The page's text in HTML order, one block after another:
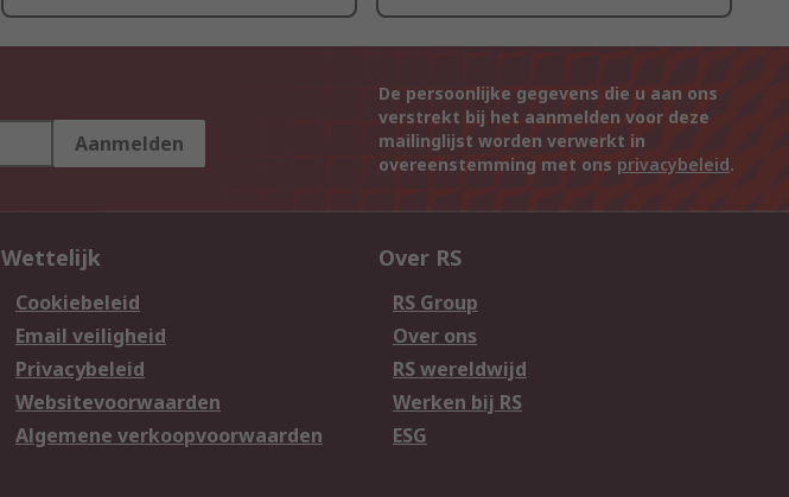
Aanmelden
De persoonlijke gegevens die u aan ons
verstrekt bij het aanmelden voor deze
mailinglijst worden verwerkt in
overeenstemming met ons privacybeleid.
Wettelijk
Cookiebeleid
Email veiligheid
Privacybeleid
Websitevoorwaarden
Algemene verkoopvoorwaarden
Over RS
RS Group
Over ons
RS wereldwijd
Werken bij RS
ESG